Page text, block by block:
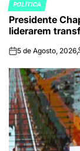
POSTED
IN
POLÍTICA
Presidente
liderarem
on5 de Agosto, 2026